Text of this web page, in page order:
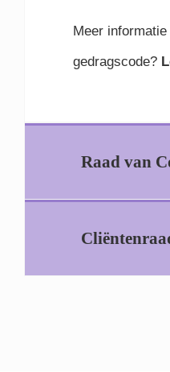
Meer
gedragscode?
Raad van